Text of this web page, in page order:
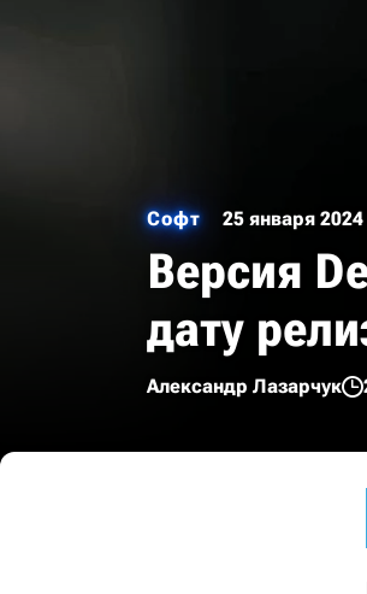
Софт 25 января 2024
Версия
дату
Александр Лазарчук